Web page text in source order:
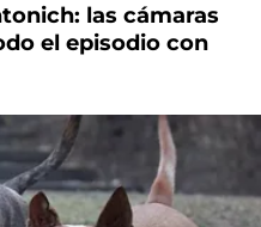
las cámaras
el episodio con